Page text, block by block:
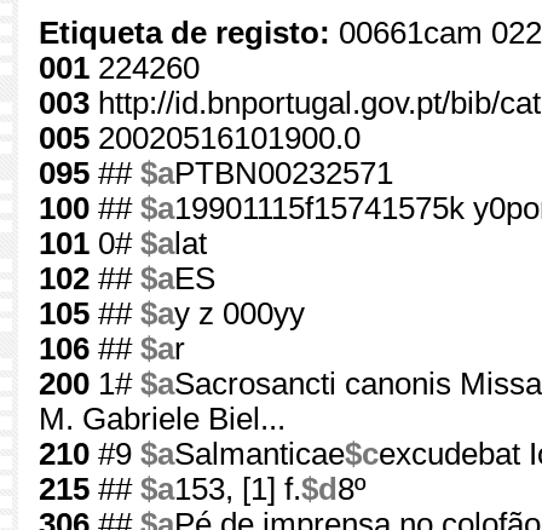
Etiqueta de registo: 00661cam
001 224260
003 http://id.bnportugal.gov.pt/bib/
005 20020516101900.0
095 ## $aPTBN00232571
100 ## $a19901115f15741575k
101 0# $alat
102 ## $aES
105 ## $ay z 000yy
106 ## $ar
200 1# $aSacrosancti canonis
M. Gabriele Biel...
210 #9 $aSalmanticae$cexcudebat
215 ## $a153, [1] f.$d 8º